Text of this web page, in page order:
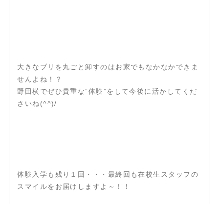
大きなブリを丸ごと卸すのはお家でもなかなかできま
せんよね！？
野田横でぜひ貴重な”体験”をして今後に活かしてくだ
さいね(^^)/
体験入学も残り１回・・・最終回も在校生スタッフの
スマイルをお届けしますよ～！！